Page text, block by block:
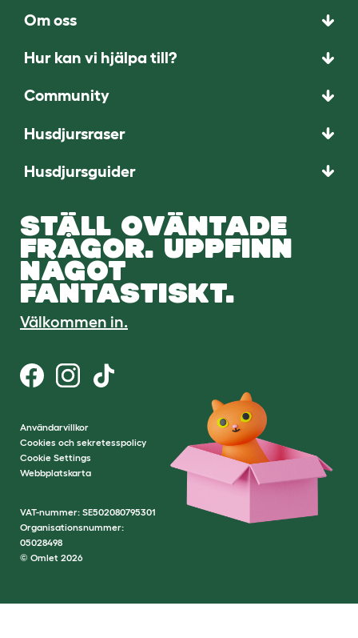
Om oss
Hur kan vi hjälpa till?
Community
Husdjursraser
Husdjursguider
STÄLL OVÄNTADE
FRÅGOR. UPPFINN
NÅGOT
FANTASTISKT.
Välkommen in.
Användarvillkor
Cookies och sekretesspolicy
Cookie Settings
Webbplatskarta
VAT-nummer: SE502080795301
Organisationsnummer:
05028498
© Omlet 2026